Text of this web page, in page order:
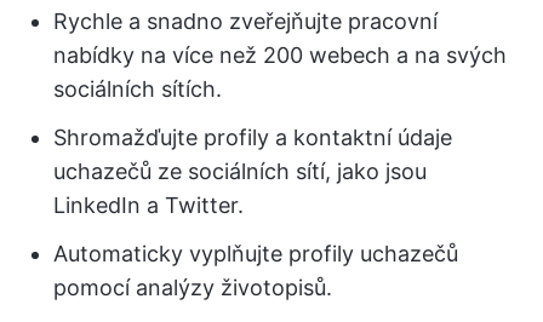
Rychle a snadno zveřejňujte pracovní
nabídky na více než 200 webech a na svých
sociálních sítích.
Shromažďujte profily a kontaktní údaje
uchazečů ze sociálních sítí, jako jsou
LinkedIn a Twitter.
Automaticky vyplňujte profily uchazečů
pomocí analýzy životopisů.